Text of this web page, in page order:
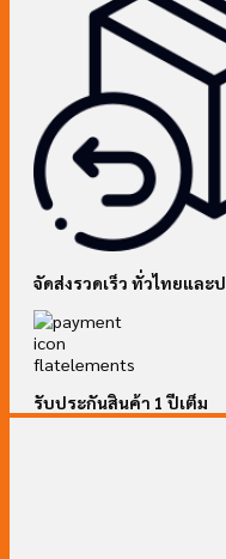
จัดส่งรวดเร็ว ทั่วไทยและ
รับประกันสินค้า 1 ปีเต็ม